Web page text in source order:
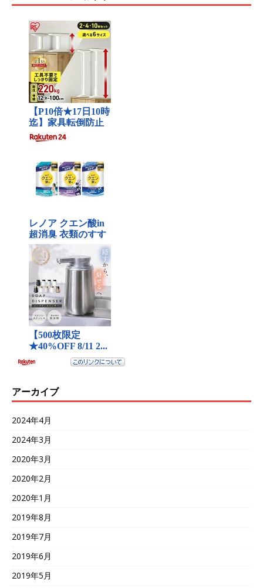
アーカイブ
2024年4月
2024年3月
2020年3月
2020年2月
2020年1月
2019年8月
2019年7月
2019年6月
2019年5月